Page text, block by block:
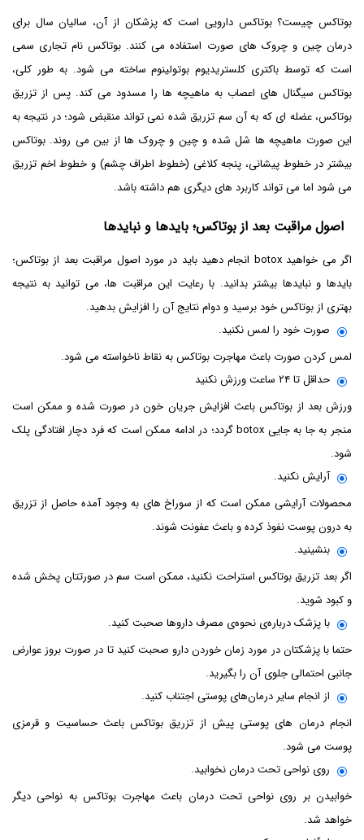
بوتاکس چیست؟ بوتاکس دارویی است که پزشکان از آن، سالیان سال برای
درمان چین و چروک های صورت استفاده می کنند. بوتاکس نام تجاری سمی
است که توسط باکتری کلستریدیوم بوتولینوم ساخته می شود. به طور کلی،
بوتاکس سیگنال های اعصاب به ماهیچه ها را مسدود می کند. پس از تزریق
بوتاکس، عضله ای که به آن سم تزریق شده نمی تواند منقبض شود؛ در نتیجه به
این صورت ماهیچه ها شل شده و چین و چروک ها از بین می روند. بوتاکس
بیشتر در خطوط پیشانی، پنجه کلاغی (خطوط اطراف چشم) و خطوط اخم تزریق
می شود اما می تواند کاربرد های دیگری هم داشته باشد.
اصول مراقبت بعد از بوتاکس؛ بایدها و نبایدها
اگر می خواهید botox انجام دهید باید در مورد اصول مراقبت بعد از بوتاکس؛
بایدها و نبایدها بیشتر بدانید. با رعایت این مراقبت ها، می توانید به نتیجه
بهتری از بوتاکس خود برسید و دوام نتایج آن را افزایش بدهید.
صورت خود را لمس نکنید.
لمس کردن صورت باعث مهاجرت بوتاکس به نقاط ناخواسته می شود.
حداقل تا ۲۴ ساعت ورزش نکنید
ورزش بعد از بوتاکس باعث افزایش جریان خون در صورت شده و ممکن است
منجر به جا به جایی botox گردد؛ در ادامه ممکن است که فرد دچار افتادگی پلک
شود.
آرایش نکنید.
محصولات آرایشی ممکن است که از سوراخ های به وجود آمده حاصل از تزریق
به درون پوست نفوذ کرده و باعث عفونت شوند.
بنشینید.
اگر بعد تزریق بوتاکس استراحت نکنید، ممکن است سم در صورتتان پخش شده
و کبود شوید.
با پزشک درباره‌ی نحوه‌ی مصرف داروها صحبت کنید.
حتما با پزشکتان در مورد زمان خوردن دارو صحبت کنید تا در صورت بروز عوارض
جانبی احتمالی جلوی آن را بگیرید.
از انجام سایر درمان‌های پوستی اجتناب کنید.
انجام درمان های پوستی پیش از تزریق بوتاکس باعث حساسیت و قرمزی
پوست می شود.
روی نواحی تحت درمان نخوابید.
خوابیدن بر روی نواحی تحت درمان باعث مهاجرت بوتاکس به نواحی دیگر
خواهد شد.